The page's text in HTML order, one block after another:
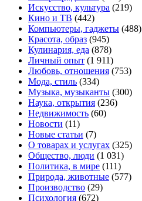
Искусство, культура (219)
Кино и ТВ (442)
Компьютеры, гаджеты (488)
Красота, образ (945)
Кулинария, еда (878)
Личный опыт (1 911)
Любовь, отношения (753)
Мода, стиль (334)
Музыка, музыканты (300)
Наука, открытия (236)
Недвижимость (60)
Новости (11)
Новые статьи (7)
О товарах и услугах (325)
Общество, люди (1 031)
Политика, в мире (111)
Природа, животные (577)
Производство (29)
Психология (672)